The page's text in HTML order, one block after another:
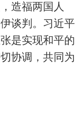
造福两国人
谈判。习近平
是实现和平的
协调，共同为